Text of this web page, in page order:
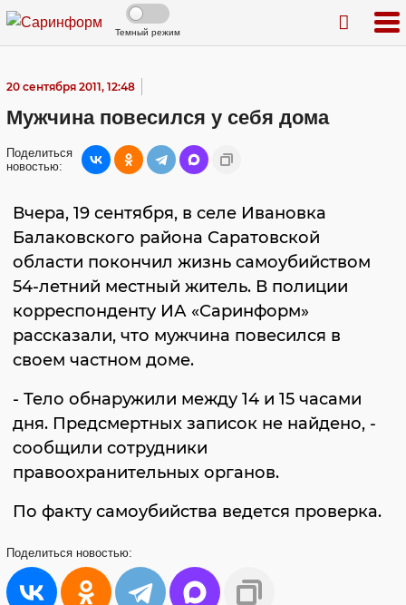
Темный режим
20 сентября 2011, 12:48
Мужчина повесился у себя дома
Поделиться
новостью:
Вчера, 19 сентября, в селе Ивановка
Балаковского района Саратовской
области покончил жизнь самоубийством
54-летний местный житель. В полиции
корреспонденту ИА «Саринформ»
рассказали, что мужчина повесился в
своем частном доме.
- Тело обнаружили между 14 и 15 часами
дня. Предсмертных записок не найдено, -
сообщили сотрудники
правоохранительных органов.
По факту самоубийства ведется проверка.
Поделиться новостью: